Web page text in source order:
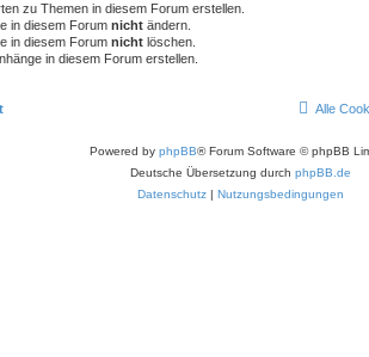
zu Themen in diesem Forum erstellen.
in diesem Forum nicht ändern.
in diesem Forum nicht löschen.
in diesem Forum erstellen.
Alle
Powered by phpBB® Forum Software © phpBB
Deutsche Übersetzung durch phpBB.de
Datenschutz | Nutzungsbedingungen